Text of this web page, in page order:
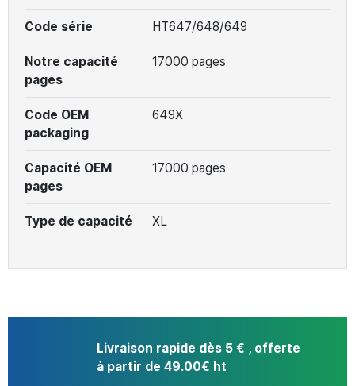
Code série HT647/648/649
Notre capacité
pages
17000 pages
Code OEM
packaging
649X
Capacité OEM
pages
17000 pages
Type de capacité XL
Livraison rapide dès 5 € , offerte
à partir de 49.00€ ht